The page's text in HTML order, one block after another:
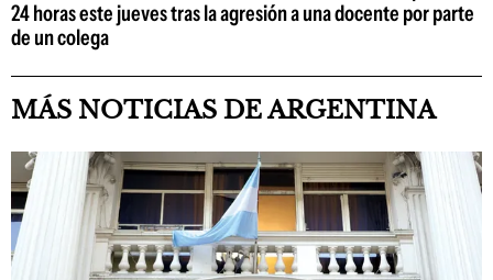
24 horas este jueves tras la agresión a una docente por parte
de un colega
MÁS NOTICIAS DE ARGENTINA